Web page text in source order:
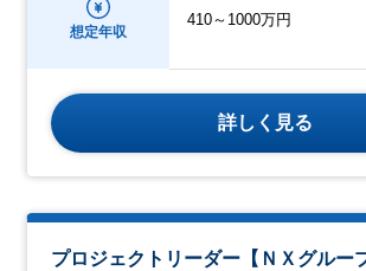
想定年収
410～1000万円
詳しく見る
プロジェクトリーダー【ＮＸグルー